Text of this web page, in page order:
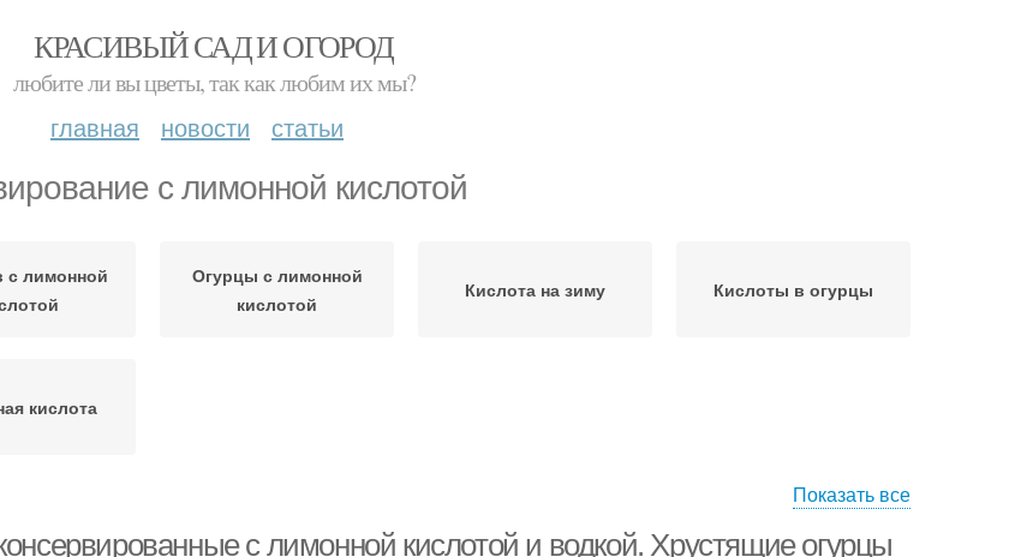
КРАСИВЫЙ САД И ОГОРОД
любите ли вы цветы, так как любим их мы?
главная новости статьи
с лимонной кислотой
с лимонной
Огурцы с лимонной
кислотой
Кислота на зиму Кислоты в огурцы
кислота
Показать все
с лимонной кислотой и водкой. Хрустящие огурцы